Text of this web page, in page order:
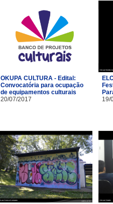
OKUPA CULTURA - Edital:
Convocatória para ocupação
de equipamentos culturais
20/07/2017
19/